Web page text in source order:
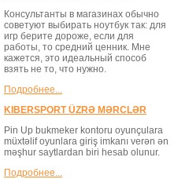
Консультанты в магазинах обычно
советуют выбирать ноутбук так: для
игр берите дороже, если для
работы, то средний ценник. Мне
кажется, это идеальный способ
взять не то, что нужно.
Подробнее...
KIBERSPORT ÜZRƏ MƏRCLƏR
Pin Up bukmeker kontoru oyunçulara
müxtəlif oyunlara giriş imkanı verən ən
məşhur saytlardan biri hesab olunur.
Подробнее...